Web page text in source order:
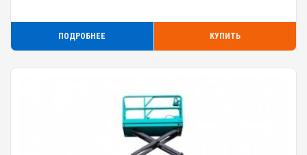
ПОДРОБНЕЕ КУПИТЬ